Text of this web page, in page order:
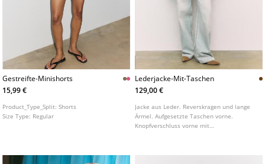
Gestreifte-Minishorts
15,99 €
Product_Type_Split:Shorts
Size Type: Regular
Lederjacke-Mit-Taschen
129,00 €
Jacke aus Leder. Reverskragen und lange
Ärmel. Aufgesetzte Taschen vorne.
Knopfverschluss vorne mit